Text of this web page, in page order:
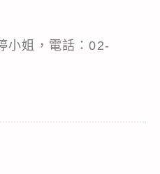
小姐，電話：02-